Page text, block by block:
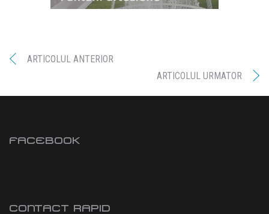
ARTICOLUL ANTERIOR
ARTICOLUL URMATOR
FACEBOOK
CONTACT RAPID